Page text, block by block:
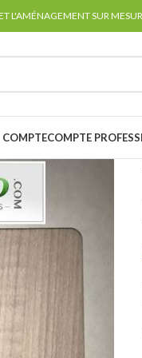
L'AMÉNAGEMENT SUR
COMPTE